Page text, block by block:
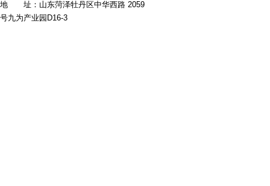
地 址：山东菏泽牡丹区中华西路 2059
号九为产业园D16-3